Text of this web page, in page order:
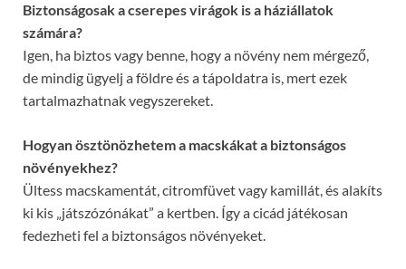
Biztonságosak a cserepes virágok is a háziállatok
számára?
Igen, ha biztos vagy benne, hogy a növény nem mérgező,
de mindig ügyelj a földre és a tápoldatra is, mert ezek
tartalmazhatnak vegyszereket.
Hogyan ösztönözhetem a macskákat a biztonságos
növényekhez?
Ültess macskamentát, citromfüvet vagy kamillát, és alakíts
ki kis „játszózónákat” a kertben. Így a cicád játékosan
fedezheti fel a biztonságos növényeket.